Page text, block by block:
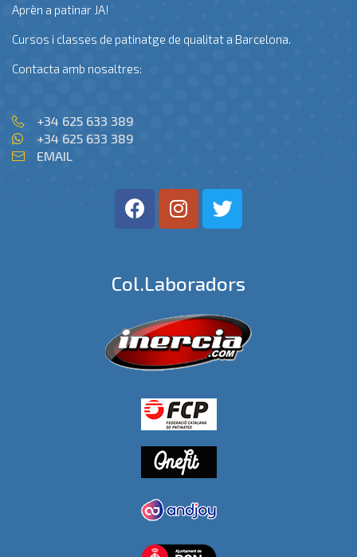
Aprèn a patinar JA!
Cursos i classes de patinatge de qualitat a Barcelona.
Contacta amb nosaltres:
+34 625 633 389
+34 625 633 389
EMAIL
Col.laboradors